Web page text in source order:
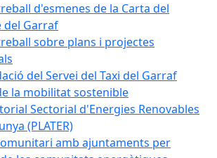
d'esmenes de la Carta del
del Garraf
sobre plans i projectes
del Servei del Taxi del Garraf
la mobilitat sostenible
Sectorial d'Energies Renovables
(PLATER)
amb ajuntaments per